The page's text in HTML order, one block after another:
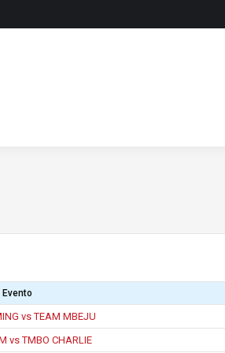
Evento
vs TEAM MBEJU
vs TMBO CHARLIE